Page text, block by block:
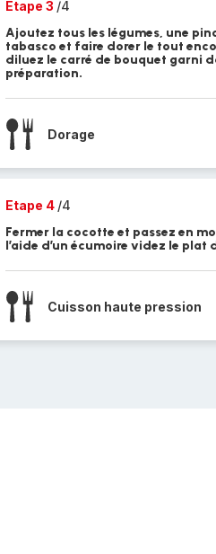
Etape 3 /4
Ajoutez tous les légumes, une
tabasco et faire dorer le tout
diluez le carré de bouquet garni
préparation.
Dorage
Etape 4 /4
Fermer la cocotte et passez en
l’aide d’un écumoire videz le plat
Cuisson haute pression